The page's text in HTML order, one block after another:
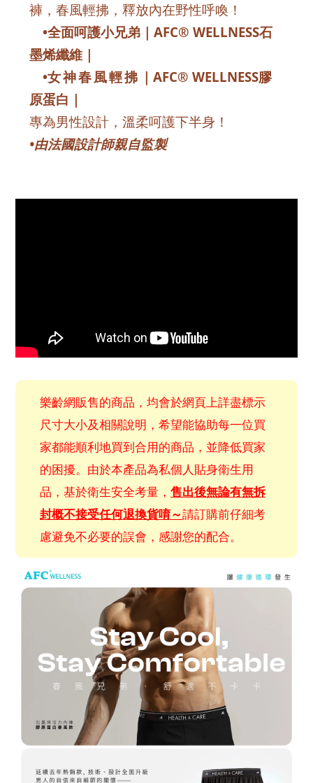
褲，春風輕拂，釋放內在野性呼喚！
•全面呵護小兄弟｜AFC® WELLNESS石
墨烯纖維｜
•女神春風輕拂 ｜AFC® WELLNESS膠
原蛋白｜
專為男性設計，溫柔呵護下半身！
•由法國設計師親自監製
樂齡網販售的商品，均會於網頁上詳盡標示
尺寸大小及相關說明，希望能協助每一位買
家都能順利地買到合用的商品，並降低買家
的困擾。由於本產品為私個人貼身衛生用
品，基於衛生安全考量， 售出後無論有無拆
封概不接受任何退換貨唷～請訂購前仔細考
慮避免不必要的誤會，感謝您的配合。